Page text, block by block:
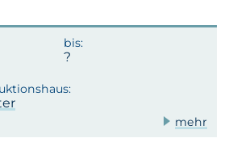
mehr